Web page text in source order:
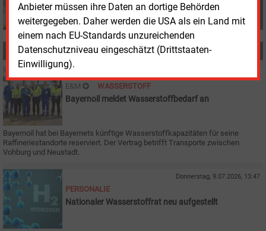
Anbieter müssen ihre Daten an dortige Behörden
weitergegeben. Daher werden die USA als ein Land mit
einem nach EU-Standards unzureichenden
Datenschutzniveau eingeschätzt (Drittstaaten-
Einwilligung).
MEHR ZUM THEMA
E&M WASSERSTOFF
Bayernoil meldet Wasserstoffbedarf an
Bayernoil hat bei Bayernets künftige Wasserstoffkapazitäten für seine
Raffineriestandorte reserviert. Der Vertrag betrifft Transporte zwischen
Vohburg und Neustadt.
Donnerstag, 9.07.2026, 13:47
PERSONALIE
Nationaler Wasserstoffrat neu aufgestellt